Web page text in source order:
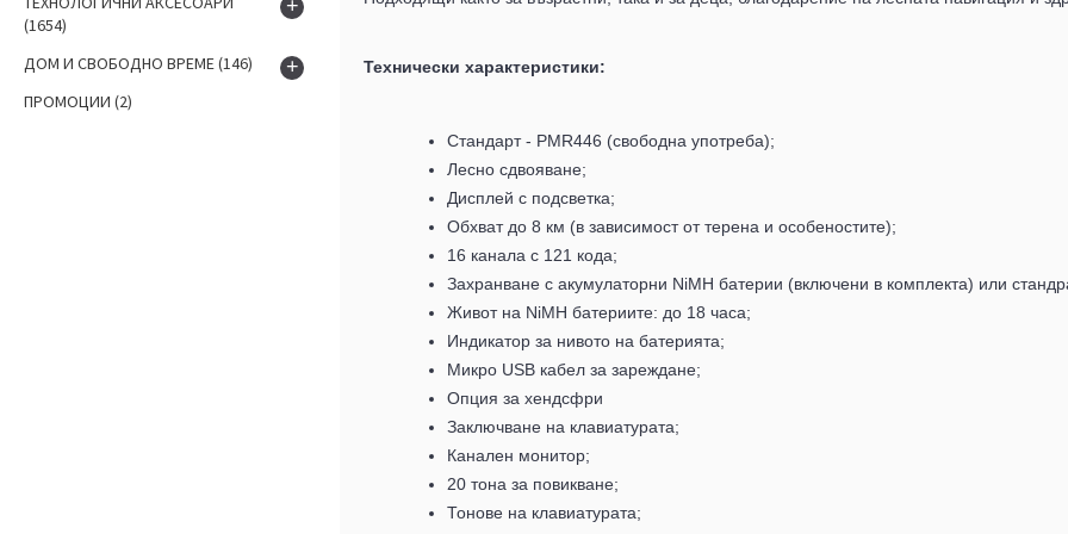
(1654)
+
ДОМ И СВОБОДНО ВРЕМЕ(146) +
ПРОМОЦИИ (2)
Технически характеристики:
Стандарт - PMR446 (свободна употреба);
Лесно сдвояване;
Дисплей с подсветка;
Обхват до 8 км (в зависимост от терена и особеностите);
16 канала с 121 кода;
Захранване с акумулаторни NiMH батерии (включени в комплекта) или
Живот на NiMH батериите: до 18 часа;
Индикатор за нивото на батерията;
Микро USB кабел за зареждане;
Опция за хендсфри
Заключване на клавиатурата;
Канален монитор;
20 тона за повикване;
Тонове на клавиатурата;